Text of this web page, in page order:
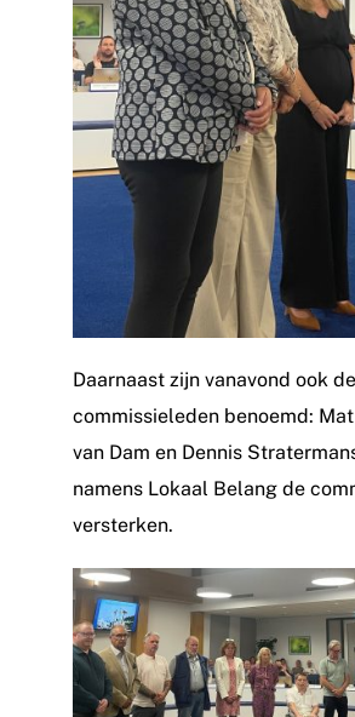
Daarnaast zijn vanavond ook de
commissieleden benoemd:
van Dam en Dennis
namens Lokaal Belang de
versterken.